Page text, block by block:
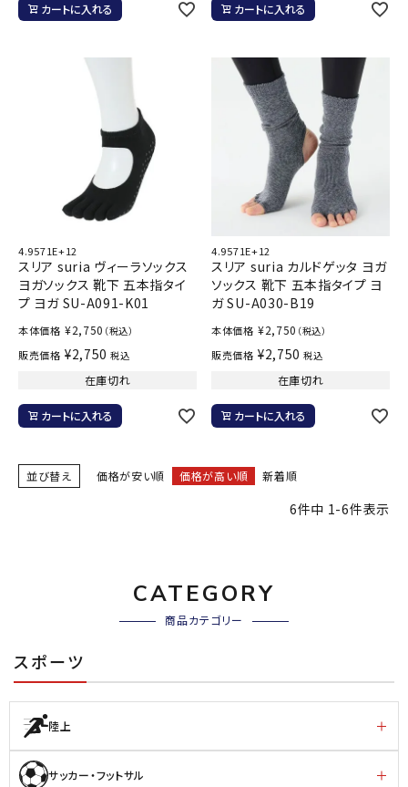
カートに入れる カートに入れる
4.9571E+12
スリア suria ヴィーラソックス
ヨガソックス 靴下 五本指タイ
プ ヨガ SU-A091-K01
本体価格 ¥2,750 （税込）
販売価格 ¥2,750 税込
在庫切れ
カートに入れる
4.9571E+12
スリア suria カルドゲッタ ヨガ
ソックス 靴下 五本指タイプ ヨ
ガ SU-A030-B19
本体価格 ¥2,750 （税込）
販売価格 ¥2,750 税込
在庫切れ
カートに入れる
並び替え 価格が安い順 価格が高い順 新着順
6件中 1-6件表示
CATEGORY
商品カテゴリー
スポーツ
陸上
サッカー・フットサル